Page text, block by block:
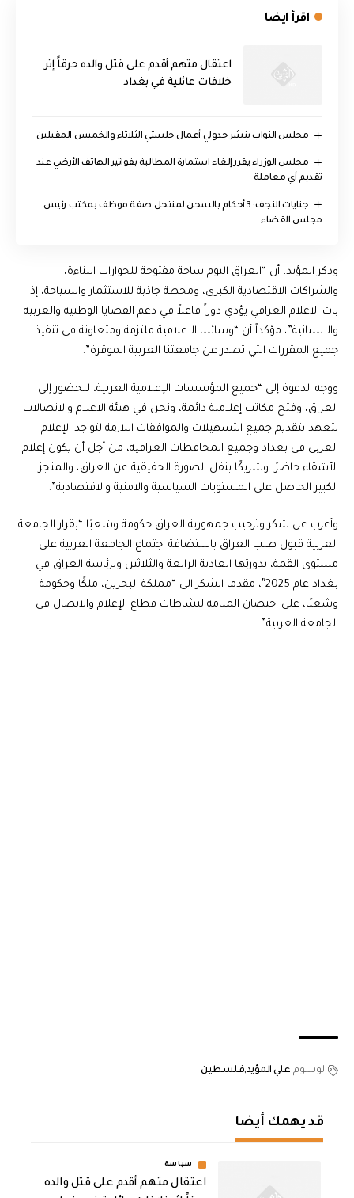
اقرأ ايضا
اعتقال متهم أقدم على قتل والده حرقاً إثر
خلافات عائلية في بغداد
مجلس النواب ينشر جدولي أعمال جلستي الثلاثاء والخميس المقبلين
مجلس الوزراء يقرر إلغاء استمارة المطالبة بفواتير الهاتف الأرضي عند
تقديم أي معاملة
جنايات النجف: 3 أحكام بالسجن لمنتحل صفة موظف بمكتب رئيس
مجلس القضاء
وذكر المؤيد، أن “العراق اليوم ساحة مفتوحة للحوارات البناءة،
والشراكات الاقتصادية الكبرى، ومحطة جاذبة للاستثمار والسياحة، إذ
بات الاعلام العراقي يؤدي دوراً فاعلاً في دعم القضايا الوطنية والعربية
والانسانية”، مؤكداً أن “وسائلنا الاعلامية ملتزمة ومتعاونة في تنفيذ
جميع المقررات التي تصدر عن جامعتنا العربية الموقرة”.
ووجه الدعوة إلى “جميع المؤسسات الإعلامية العربية، للحضور إلى
العراق، وفتح مكاتب إعلامية دائمة، ونحن في هيئة الاعلام والاتصالات
نتعهد بتقديم جميع التسهيلات والموافقات اللازمة لتواجد الإعلام
العربي في بغداد وجميع المحافظات العراقية، من أجل أن يكون إعلام
الأشقاء حاضرًا وشريكًا بنقل الصورة الحقيقية عن العراق، والمنجز
الكبير الحاصل على المستويات السياسية والامنية والاقتصادية”.
وأعرب عن شكر وترحيب جمهورية العراق حكومة وشعبًا “بقرار الجامعة
العربية قبول طلب العراق باستضافة اجتماع الجامعة العربية على
مستوى القمة، بدورتها العادية الرابعة والثلاثين وبرئاسة العراق في
بغداد عام 2025″، مقدما الشكر الى “مملكة البحرين، ملكًا وحكومة
وشعبًا، على احتضان المنامة لنشاطات قطاع الإعلام والاتصال في
الجامعة العربية”.
الوسوم علي المؤيدفلسطين
قد يهمك أيضا
سياسة
اعتقال متهم أقدم على قتل والده